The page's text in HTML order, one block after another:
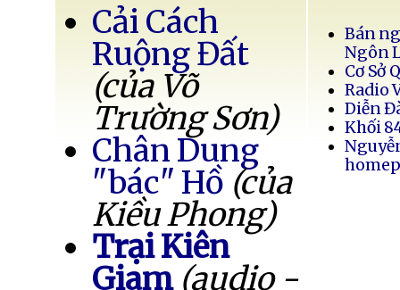
Cải Cách
Ruộng Đất
(của Võ
Trường Sơn)
Chân Dung
"bác" Hồ (của
Kiều Phong)
Trại Kiên
Giam (audio -
Bán
Ngôn
Cơ Sở
Radio
Diễn
Khối